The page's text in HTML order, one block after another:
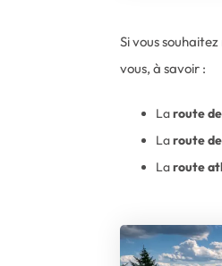
Si vous
vous, à savoir :
Laroute
Laroute
Laroute